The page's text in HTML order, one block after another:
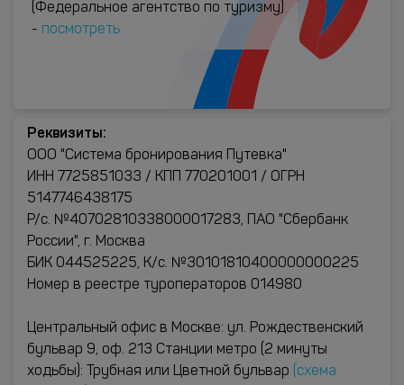
(Федеральное агентство по туризму)
- посмотреть
Реквизиты:
ООО "Система бронирования Путевка"
ИНН 7725851033 / КПП 770201001 / ОГРН
5147746438175
Р/с. №40702810338000017283, ПАО "Сбербанк
России", г. Москва
БИК 044525225, К/с. №30101810400000000225
Номер в реестре туроператоров 014980
Центральный офис в Москве: ул. Рождественский
бульвар 9, оф. 213 Станции метро (2 минуты
ходьбы): Трубная или Цветной бульвар
(схема